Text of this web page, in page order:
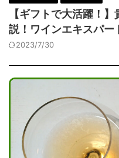
【ギフトで大活躍！
説！ワインエキスパ
2023/7/30